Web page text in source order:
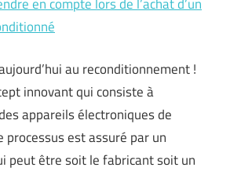
au reconditionnement !
innovant qui consiste à
appareils électroniques de
processus est assuré par un
peut être soit le fabricant soit un